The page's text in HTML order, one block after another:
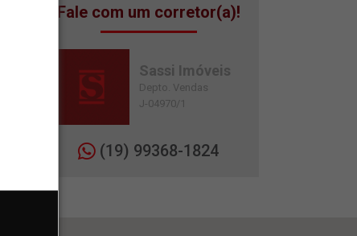
Fale com um corretor(a)!
Sassi Imóveis
Depto. Vendas
J-04970/1
(19) 99368-1824